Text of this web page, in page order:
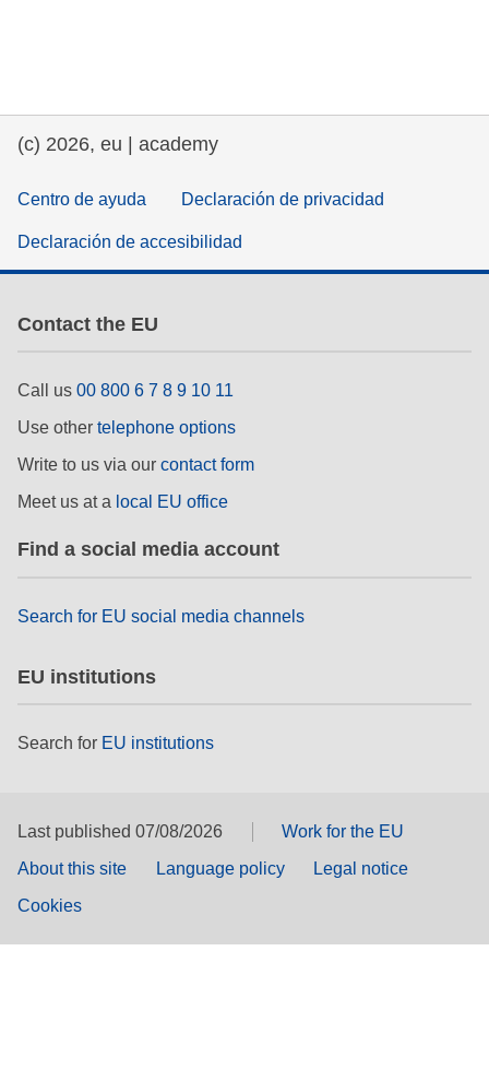
(c) 2026, eu | academy
Centro de ayuda Declaración de privacidad
Declaración de accesibilidad
Contact the EU
Call us 00 800 6 7 8 9 10 11
Use other telephone options
Write to us via our contact form
Meet us at a local EU office
Find a social media account
Search for EU social media channels
EU institutions
Search for EU institutions
Last published 07/08/2026
Work for the EU
About this site
Language policy
Legal notice
Cookies